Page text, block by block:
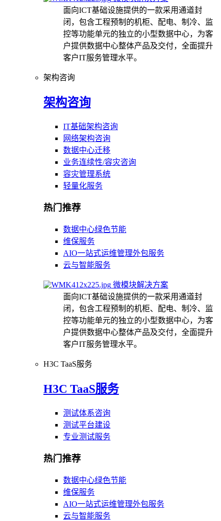
面向ICT基础设施提供的一款采用通道封
闭，包含工程预制的机柜、配电、制冷、监
控等功能单元的独立的小型数据中心，为客
户提供数据中心整体产品及交付，全面提升
客户IT服务管理水平。
架构咨询
架构咨询
IT基础架构咨询
网络架构咨询
数据中心迁移
业务连续性/容灾咨询
容灾管理系统
轻量化服务
热门推荐
数据中心绿色节能
维保服务
AIO一站式运维管理外包服务
云与智能服务
微模块解决方案
面向ICT基础设施提供的一款采用通道封
闭，包含工程预制的机柜、配电、制冷、监
控等功能单元的独立的小型数据中心，为客
户提供数据中心整体产品及交付，全面提升
客户IT服务管理水平。
H3C TaaS服务
H3C TaaS服务
测试体系咨询
测试平台建设
专业测试服务
热门推荐
数据中心绿色节能
维保服务
AIO一站式运维管理外包服务
云与智能服务